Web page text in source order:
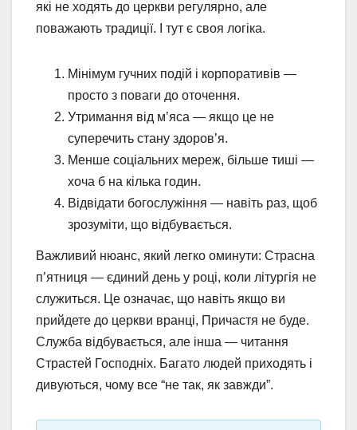
які не ходять до церкви регулярно, але
поважають традиції. І тут є своя логіка.
Мінімум гучних подій і корпоративів —
просто з поваги до оточення.
Утримання від м’яса — якщо це не
суперечить стану здоров’я.
Менше соціальних мереж, більше тиші —
хоча б на кілька годин.
Відвідати богослужіння — навіть раз, щоб
зрозуміти, що відбувається.
Важливий нюанс, який легко оминути: Страсна
п’ятниця — єдиний день у році, коли літургія не
служиться. Це означає, що навіть якщо ви
прийдете до церкви вранці, Причастя не буде.
Служба відбувається, але інша — читання
Страстей Господніх. Багато людей приходять і
дивуються, чому все “не так, як завжди”.